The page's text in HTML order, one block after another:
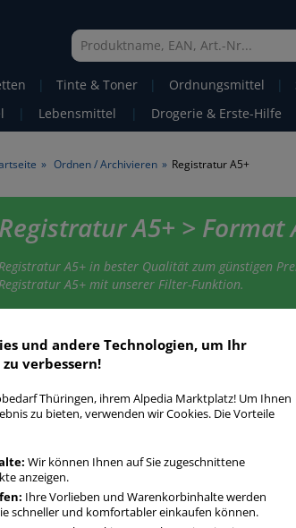
| Tinte & Toner | Ordnungsmittel |
| Lebensmittel | Drogerie & Erste-Hilfe
» Ordnen / Archivieren » Registratur A5+
Registratur A5+ > Format
Registratur A5+ in bester Qualität zum günstigen
Registratur A5+ mit unserer Filter-Funktion.
A5+
und andere Technologien, um Ihr
verbessern!
Thüringen, ihrem Alpedia Marktplatz! Um Ihnen
zu bieten, verwenden wir Cookies. Die Vorteile
Wir können Ihnen auf Sie zugeschnittene
anzeigen.
Ihre Vorlieben und Warenkorbinhalte werden
schneller und komfortabler einkaufen können.